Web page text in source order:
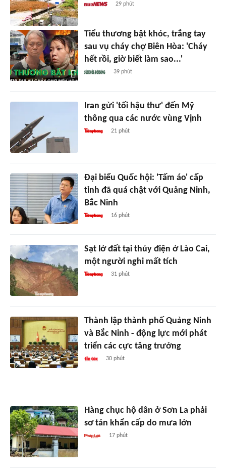
29 phút
Tiểu thương bật khóc, trắng tay
sau vụ cháy chợ Biên Hòa: 'Cháy
hết rồi, giờ biết làm sao...'
39 phút
Iran gửi 'tối hậu thư' đến Mỹ
thông qua các nước vùng Vịnh
21 phút
Đại biểu Quốc hội: 'Tấm áo' cấp
tỉnh đã quá chật với Quảng Ninh,
Bắc Ninh
16 phút
Sạt lở đất tại thủy điện ở Lào Cai,
một người nghi mất tích
31 phút
Thành lập thành phố Quảng Ninh
và Bắc Ninh - động lực mới phát
triển các cực tăng trưởng
30 phút
Hàng chục hộ dân ở Sơn La phải
sơ tán khẩn cấp do mưa lớn
17 phút